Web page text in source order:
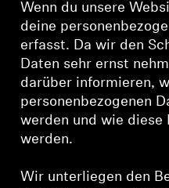
AMBEO entdecken
AMBEO Ersatzteile &
Entdecken
Wenn du unsere
deine
erfasst. Da wir den
Daten sehr ernst
darüber informieren,
personenbezogenen
werden und wie diese
werden.
Wir unterliegen den